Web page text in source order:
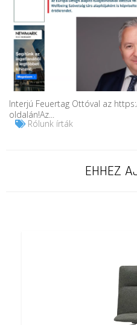
Interjú Feuertag Ottóval az
oldalán!Az...
Rólunk írták
EHHEZ